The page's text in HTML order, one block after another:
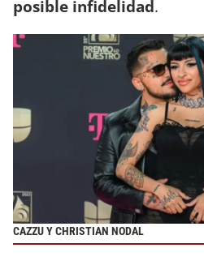
posible infidelidad.
CAZZU Y CHRISTIAN NODAL